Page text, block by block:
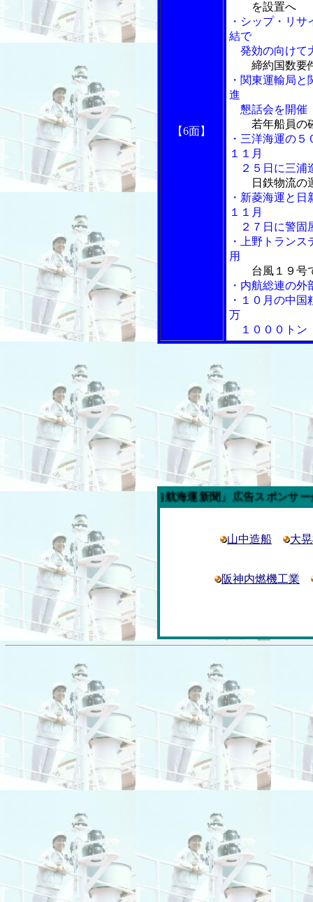
【6面】
を設置へ
・シップ・リ
結で
発効の向けて
締約国数要
・関東運輸局
進
懇話会を開催
若年船員の
・三洋海運の
１１月
２５日に三浦
日鉄物流の
・新菱海運と
１１月
２７日に警固
・上野トラン
用
台風１９号
・内航総連の外
・１０月の中
万
１０００トン
今週の「内航海運新聞」広告スポンサー企業
山中造船 大
阪神内燃機工業